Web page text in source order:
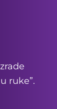
ruke”.